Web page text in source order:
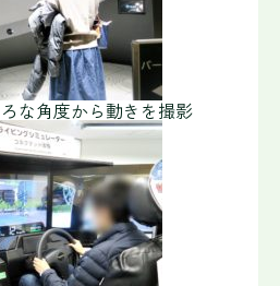
な角度から動きを撮影